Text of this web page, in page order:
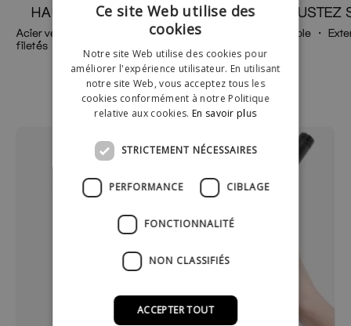
Acier véritable ・Tuyaux revêtus・Tubes
filetés
HAUTE QUALITÉ
Ajustable ・
AJUSTEZ
Ce site Web utilise des
cookies
Notre site Web utilise des cookies pour
améliorer l'expérience utilisateur. En utilisant
notre site Web, vous acceptez tous les
cookies conformément à notre Politique
relative aux cookies.En savoir plus
STRICTEMENT NÉCESSAIRES
PERFORMANCE CIBLAGE
FONCTIONNALITÉ
NON CLASSIFIÉS
ACCEPTER TOUT